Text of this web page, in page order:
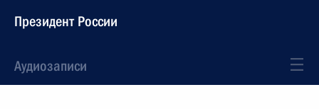
Президент России
Аудиозаписи